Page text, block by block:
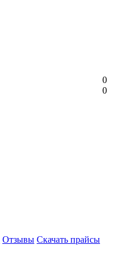
Отзывы Скачать прайсы
0
0